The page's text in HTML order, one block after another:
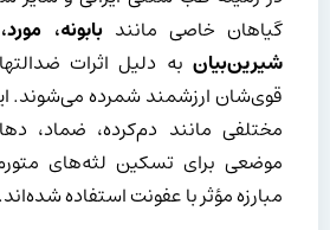
گیاهان خاصی مانندبابونه،
شیرین‌بیان به دلیل اثرات
قوی‌شان ارزشمند شمرده می‌شوند.
مختلفی مانند دم‌کرده، ضماد،
موضعی برای تسکین لثه‌های
مبارزه مؤثر با عفونت استفاده شده‌اند.